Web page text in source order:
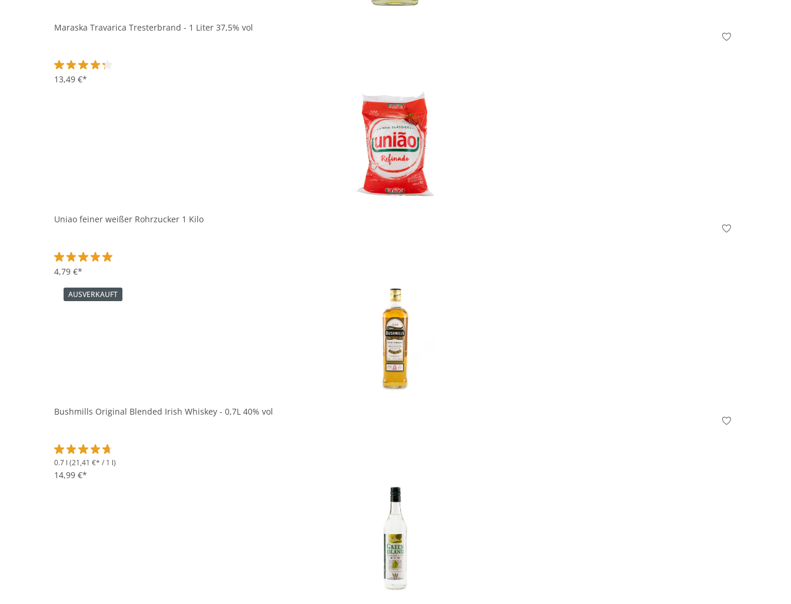
Maraska Travarica Tresterbrand - 1 Liter 37,5% vol
Durchschnittliche Bewertung von 4.3 von 5 Sternen
13,49 €*
Uniao feiner weißer Rohrzucker 1 Kilo
Durchschnittliche Bewertung von 5 von 5 Sternen
4,79 €*
In den Korb
AUSVERKAUFT
Bushmills Original Blended Irish Whiskey - 0,7L 40% vol
Durchschnittliche Bewertung von 4.7 von 5 Sternen
0.7 l (21,41 €* / 1 l)
14,99 €*
In den Korb